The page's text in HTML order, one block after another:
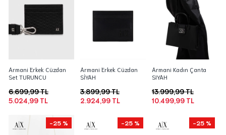
Armani Erkek Cüzdan
Set TURUNCU
5.024,99 TL
6.699,99 TL
Armani Erkek Cüzdan
SİYAH
2.924,99 TL
3.899,99 TL
Armani Kadın Çanta
SIYAH
10.499,99 TL
13.999,99 TL
-25 % -25 % -25 %